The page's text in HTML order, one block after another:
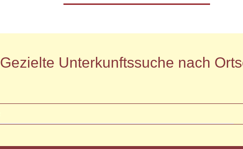
Gezielte Unterkunftssuche nach